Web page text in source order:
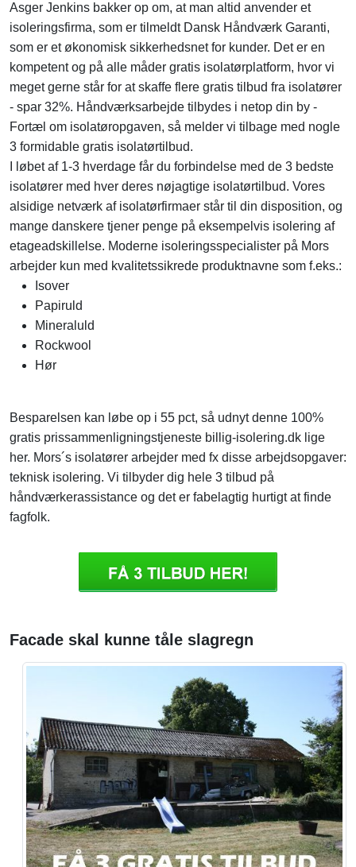
Asger Jenkins bakker op om, at man altid anvender et
isoleringsfirma, som er tilmeldt Dansk Håndværk Garanti,
som er et økonomisk sikkerhedsnet for kunder. Det er en
kompetent og på alle måder gratis isolatørplatform, hvor vi
meget gerne står for at skaffe flere gratis tilbud fra isolatører
- spar 32%. Håndværksarbejde tilbydes i netop din by -
Fortæl om isolatøropgaven, så melder vi tilbage med nogle
3 formidable gratis isolatørtilbud.
I løbet af 1-3 hverdage får du forbindelse med de 3 bedste
isolatører med hver deres nøjagtige isolatørtilbud. Vores
alsidige netværk af isolatørfirmaer står til din disposition, og
mange danskere tjener penge på eksempelvis isolering af
etageadskillelse. Moderne isoleringsspecialister på Mors
arbejder kun med kvalitetssikrede produktnavne som f.eks.:
Isover
Papiruld
Mineraluld
Rockwool
Hør
Besparelsen kan løbe op i 55 pct, så udnyt denne 100%
gratis prissammenligningstjeneste billig-isolering.dk lige
her. Mors´s isolatører arbejder med fx disse arbejdsopgaver:
teknisk isolering. Vi tilbyder dig hele 3 tilbud på
håndværkerassistance og det er fabelagtig hurtigt at finde
fagfolk.
Facade skal kunne tåle slagregn